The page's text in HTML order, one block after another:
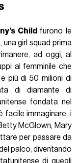
Child furono le
una girl squad prima
ad oggi, al
al femminile che
più di 50 milioni di
di diamante di
fondata nel
facile immaginare, i
McGlown, Mary
per passare da
palco, diventando
di quegli